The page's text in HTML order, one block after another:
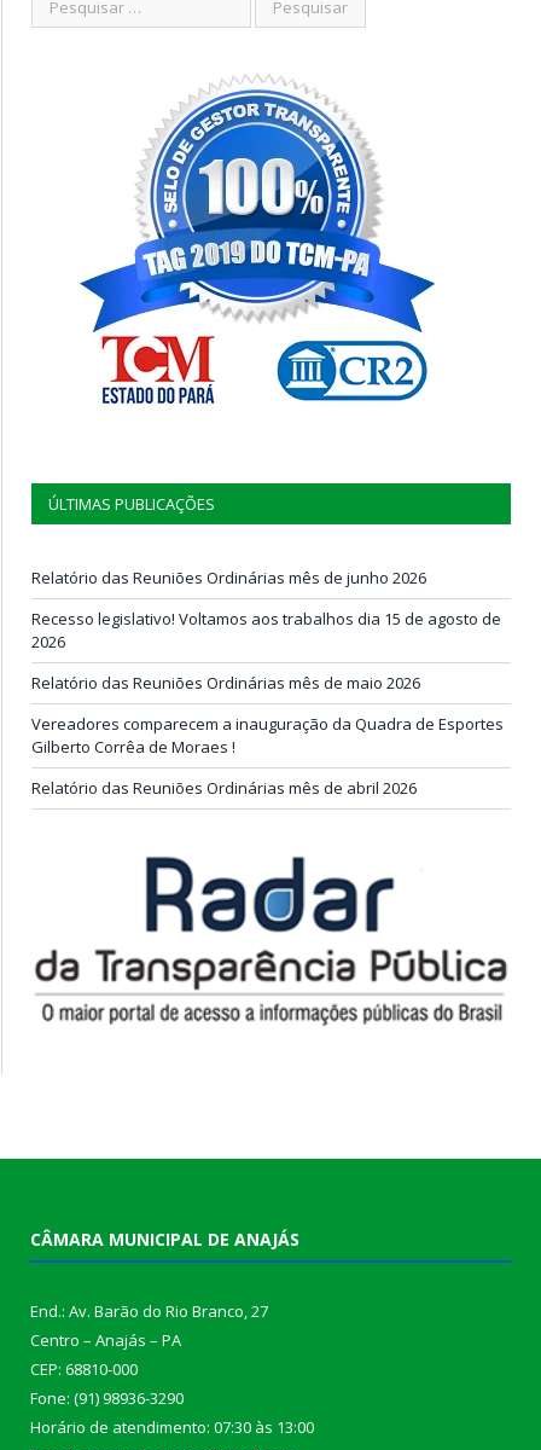
ÚLTIMAS PUBLICAÇÕES
Relatório das Reuniões Ordinárias mês de junho 2026
Recesso legislativo! Voltamos aos trabalhos dia 15 de agosto de
2026
Relatório das Reuniões Ordinárias mês de maio 2026
Vereadores comparecem a inauguração da Quadra de Esportes
Gilberto Corrêa de Moraes !
Relatório das Reuniões Ordinárias mês de abril 2026
CÂMARA MUNICIPAL DE ANAJÁS
End.: Av. Barão do Rio Branco, 27
Centro – Anajás – PA
CEP: 68810-000
Fone: (91) 98936-3290
Horário de atendimento: 07:30 às 13:00